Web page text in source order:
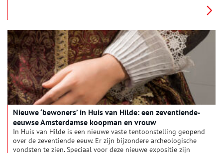
Nieuwe ‘bewoners’ in Huis van Hilde: een zeventiende-
eeuwse Amsterdamse koopman en vrouw
In Huis van Hilde is een nieuwe vaste tentoonstelling geopend
over de zeventiende eeuw. Er zijn bijzondere archeologische
vondsten te zien. Speciaal voor deze nieuwe expositie zijn